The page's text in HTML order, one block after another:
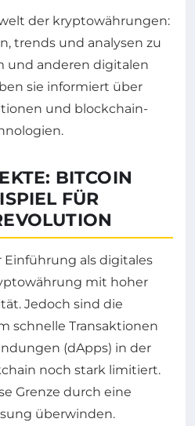
BITCOIN
FÜR
als digitales
mit hoher
Jedoch sind die
schnelle Transaktionen
(dApps) in der
noch stark limitiert.
Grenze durch eine
überwinden.